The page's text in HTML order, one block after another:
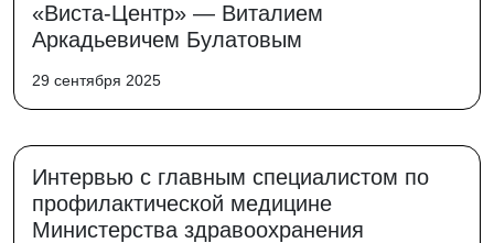
«Виста-Центр» — Виталием
Аркадьевичем Булатовым
29 сентября 2025
Интервью с главным специалистом по
профилактической медицине
Министерства здравоохранения